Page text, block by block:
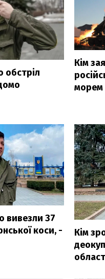
обстріл
Кім
морем
вивезли 37
коси, -
Кім